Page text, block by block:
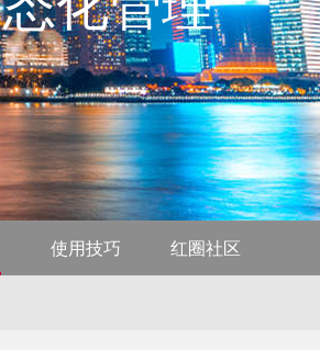
使用技巧 红圈社区